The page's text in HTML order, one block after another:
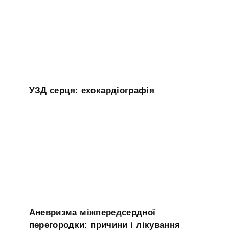
УЗД серця: ехокардіографія
Аневризма міжпередсердної
перегородки: причини і лікування